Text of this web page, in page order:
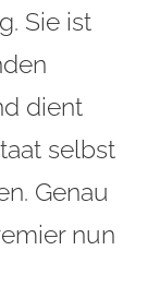
Sie ist
dient
selbst
Genau
nun